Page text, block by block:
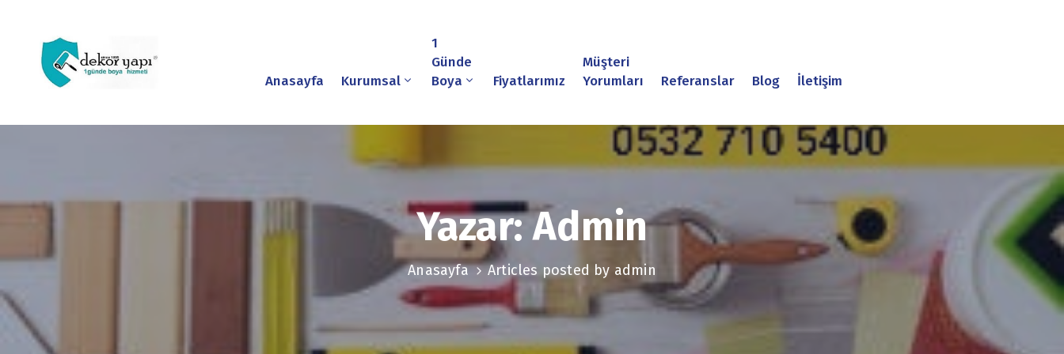
Anasayfa Kurumsal
1
Günde
Boya
Fiyatlarımız
Müşteri
Yorumları
Referanslar Blog İletişim
Yazar:Admin
Anasayfa Articles posted by admin